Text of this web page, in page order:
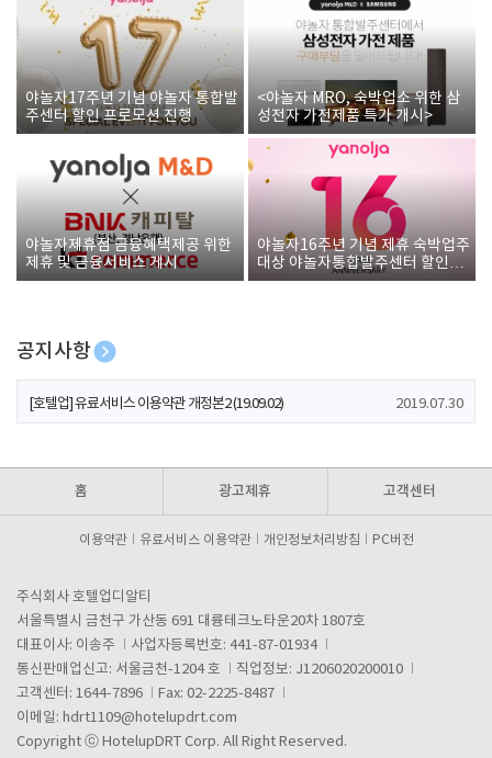
야놀자17주년 기념 야놀자 통합발
주센터 할인 프로모션 진행
<야놀자 MRO, 숙박업소 위한 삼
성전자 가전제품 특가 개시>
야놀자제휴점 금융혜택제공 위한
제휴 및 금융서비스 게시
야놀자16주년 기념 제휴 숙박업주
대상 야놀자통합발주센터 할인쿠
폰 증정
공지사항
[호텔업] 개인정보 처리방침 개정본1 (19.09.02)
[호텔업] 유료서비스 이용약관 개정본2 (19.09.02) 2019.07.30
홈 광고제휴 고객센터
이용약관 유료서비스 이용약관 개인정보처리방침 PC버전
주식회사 호텔업디알티
서울특별시 금천구 가산동 691 대륭테크노타운20차 1807호
대표이사: 이송주
사업자등록번호: 441-87-01934
통신판매업신고: 서울금천-1204 호
직업정보: J1206020200010
고객센터: 1644-7896
Fax: 02-2225-8487
이메일: hdrt1109@hotelupdrt.com
Copyright ⓒ HotelupDRT Corp. All Right Reserved.